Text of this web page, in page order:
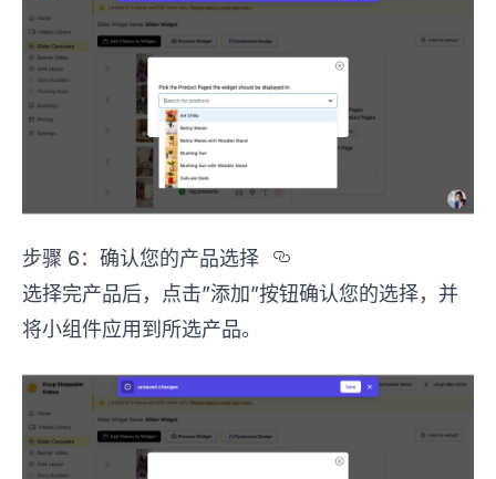
步骤 6：确认您的产品选择
Section titled
选择完产品后，点击”添加”按钮确认您的选择，并
将小组件应用到所选产品。